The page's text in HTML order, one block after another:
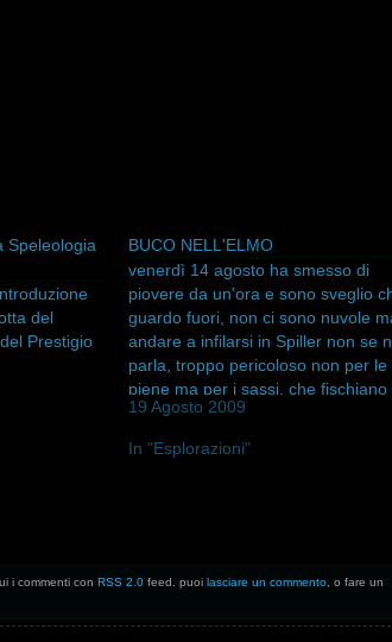
Speleologia
del
Prestigio
BUCO NELL'ELMO
venerdì 14 agosto ha smesso di
piovere da un'ora e sono sveglio
guardo fuori, non ci sono nuvole
andare a infilarsi in Spiller non se
parla, troppo pericoloso non per le
piene ma per i sassi, che fischiano
primo pozzo. Così decido di
19 Agosto 2009
In "Esplorazioni"
i commenti con RSS 2.0 feed. puoi lasciare un commento, o fare un